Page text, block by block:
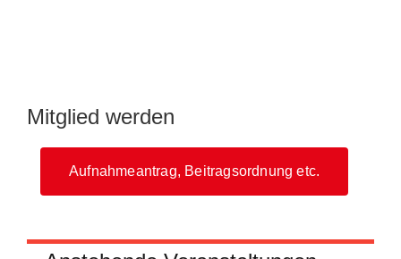
Mitglied werden
Aufnahmeantrag, Beitragsordnung etc.